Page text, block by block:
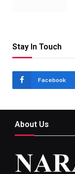
Stay In Touch
Facebook
About Us